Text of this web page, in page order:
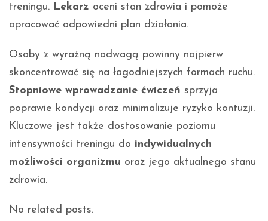
treningu. Lekarz oceni stan zdrowia i pomoże
opracować odpowiedni plan działania.
Osoby z wyraźną nadwagą powinny najpierw
skoncentrować się na łagodniejszych formach ruchu.
Stopniowe wprowadzanie ćwiczeń sprzyja
poprawie kondycji oraz minimalizuje ryzyko kontuzji.
Kluczowe jest także dostosowanie poziomu
intensywności treningu do indywidualnych
możliwości organizmu oraz jego aktualnego stanu
zdrowia.
No related posts.